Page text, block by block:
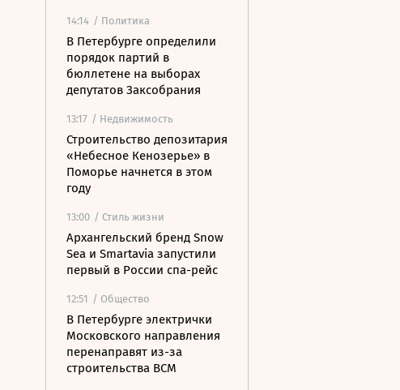
14:14 / Политика
В Петербурге определили
порядок партий в
бюллетене на выборах
депутатов Заксобрания
13:17 / Недвижимость
Строительство депозитария
«Небесное Кенозерье» в
Поморье начнется в этом
году
13:00 / Стиль жизни
Архангельский бренд Snow
Sea и Smartavia запустили
первый в России спа-рейс
12:51 / Общество
В Петербурге электрички
Московского направления
перенаправят из-за
строительства ВСМ